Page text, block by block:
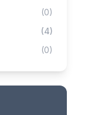
(0)
(4)
(0)